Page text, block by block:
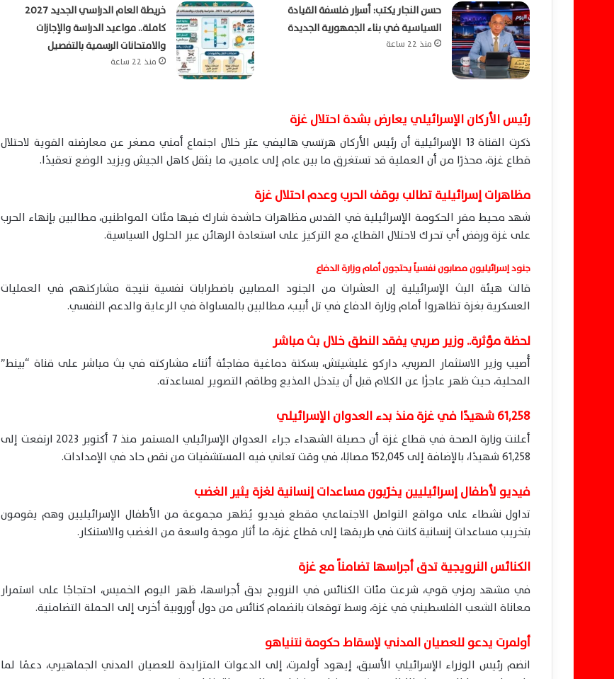
حسن النجار يكتب: أسرار فلسفة القيادة
السياسية في بناء الجمهورية الجديدة
منذ 22 ساعة
خريطة العام الدراسي الجديد 2027
كاملة.. مواعيد الدراسة والإجازات
والامتحانات الرسمية بالتفصيل
منذ 22 ساعة
رئيس الأركان الإسرائيلي يعارض بشدة احتلال غزة
ذكرت القناة 13 الإسرائيلية أن رئيس الأركان هرتسي هاليفي عبّر خلال اجتماع أمني مصغر عن معارضته القوية لاحتلال
قطاع غزة، محذرًا من أن العملية قد تستغرق ما بين عام إلى عامين، ما يثقل كاهل الجيش ويزيد الوضع تعقيدًا.
مظاهرات إسرائيلية تطالب بوقف الحرب وعدم احتلال غزة
شهد محيط مقر الحكومة الإسرائيلية في القدس مظاهرات حاشدة شارك فيها مئات المواطنين، مطالبين بإنهاء الحرب
على غزة ورفض أي تحرك لاحتلال القطاع، مع التركيز على استعادة الرهائن عبر الحلول السياسية.
جنود إسرائيليون مصابون نفسياً يحتجون أمام وزارة الدفاع
قالت هيئة البث الإسرائيلية إن العشرات من الجنود المصابين باضطرابات نفسية نتيجة مشاركتهم في العمليات
العسكرية بغزة تظاهروا أمام وزارة الدفاع في تل أبيب، مطالبين بالمساواة في الرعاية والدعم النفسي.
لحظة مؤثرة.. وزير صربي يفقد النطق خلال بث مباشر
أُصيب وزير الاستثمار الصربي، داركو غليشيتش، بسكتة دماغية مفاجئة أثناء مشاركته في بث مباشر على قناة “بينط”
المحلية، حيث ظهر عاجزًا عن الكلام قبل أن يتدخل المذيع وطاقم التصوير لمساعدته.
61,258 شهيدًا في غزة منذ بدء العدوان الإسرائيلي
أعلنت وزارة الصحة في قطاع غزة أن حصيلة الشهداء جراء العدوان الإسرائيلي المستمر منذ 7 أكتوبر 2023 ارتفعت إلى
61,258 شهيدًا، بالإضافة إلى 152,045 مصابًا، في وقت تعاني فيه المستشفيات من نقص حاد في الإمدادات.
فيديو لأطفال إسرائيليين يخرّبون مساعدات إنسانية لغزة يثير الغضب
تداول نشطاء على مواقع التواصل الاجتماعي مقطع فيديو يُظهر مجموعة من الأطفال الإسرائيليين وهم يقومون
بتخريب مساعدات إنسانية كانت في طريقها إلى قطاع غزة، ما أثار موجة واسعة من الغضب والاستنكار.
الكنائس النرويجية تدق أجراسها تضامناً مع غزة
في مشهد رمزي قوي، شرعت مئات الكنائس في النرويج بدق أجراسها، ظهر اليوم الخميس، احتجاجًا على استمرار
معاناة الشعب الفلسطيني في غزة، وسط توقعات بانضمام كنائس من دول أوروبية أخرى إلى الحملة التضامنية.
أولمرت يدعو للعصيان المدني لإسقاط حكومة نتنياهو
انضم رئيس الوزراء الإسرائيلي الأسبق، إيهود أولمرت، إلى الدعوات المتزايدة للعصيان المدني الجماهيري، دعمًا لما